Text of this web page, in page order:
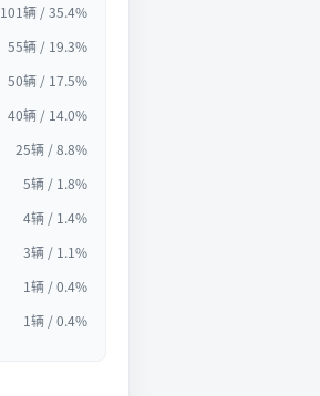
101辆 / 35.4%
55辆 / 19.3%
50辆 / 17.5%
40辆 / 14.0%
25辆 / 8.8%
5辆 / 1.8%
4辆 / 1.4%
3辆 / 1.1%
1辆 / 0.4%
1辆 / 0.4%